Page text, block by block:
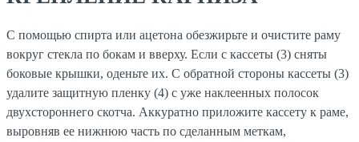
С помощью спирта или ацетона обезжирьте и очистите раму
вокруг стекла по бокам и вверху. Если с кассеты (3) сняты
боковые крышки, оденьте их. С обратной стороны кассеты (3)
удалите защитную пленку (4) с уже наклеенных полосок
двухстороннего скотча. Аккуратно приложите кассету к раме,
выровняв ее нижнюю часть по сделанным меткам,